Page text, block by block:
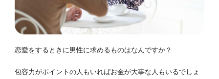
恋愛をするときに男性に求めるものはなんですか？
包容力がポイントの人もいればお金が大事な人もいるでしょ